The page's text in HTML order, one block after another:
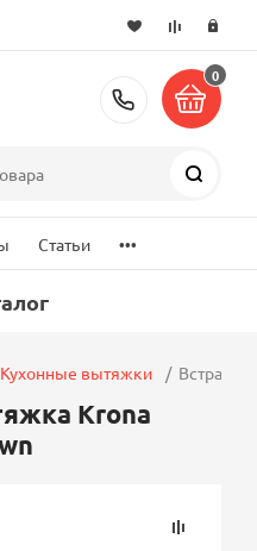
+7 (495)
0
Статьи ...
Кухонные вытяжки
Krona